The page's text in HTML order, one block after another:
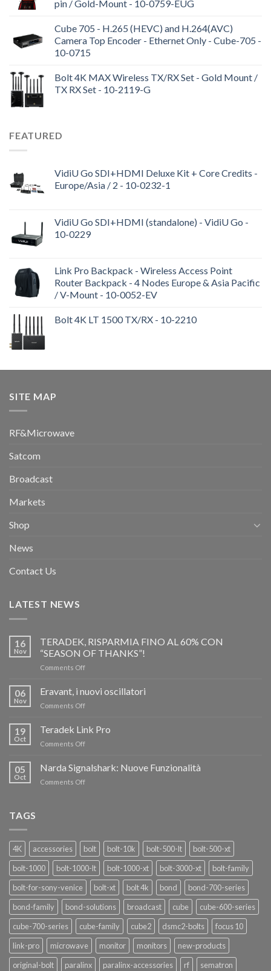
pin / Gold-Mount - 10-0759-EUG
Cube 705 - H.265 (HEVC) and H.264(AVC)
Camera Top Encoder - Ethernet Only - Cube-705 -
10-0715
Bolt 4K MAX Wireless TX/RX Set - Gold Mount /
TX RX Set - 10-2119-G
FEATURED
VidiU Go SDI+HDMI Deluxe Kit + Core Credits -
Europe/Asia / 2 - 10-0232-1
VidiU Go SDI+HDMI (standalone) - VidiU Go -
10-0229
Link Pro Backpack - Wireless Access Point
Router Backpack - 4 Nodes Europe & Asia Pacific
/ V-Mount - 10-0052-EV
Bolt 4K LT 1500 TX/RX - 10-2210
SITE MAP
RF&Microwave
Satcom
Broadcast
Markets
Shop
News
Contact Us
LATEST NEWS
16
Nov
TERADEK, RISPARMIA FINO AL 60% CON
“SEASON OF THANKS”!
Comments Offon
RISPARMIA
FINO
AL
CON
06
Nov
Eravant, i nuovi oscillatori
Comments Offon
nuovi
oscillatori
19
Oct
Teradek Link Pro
Comments Offon
Link
Pro
05
Oct
Narda Signalshark: Nuove Funzionalità
Comments Offon
TAGS
4K accessories bolt bolt-10k bolt-500-lt
bolt-500-xt
bolt-1000
bolt-1000-lt bolt-1000-xt bolt-3000-xt
bolt-family
bolt-for-sony-venice
bolt-xt bolt 4k bond
bond-700-series
bond-family
bond-solutions broadcast cube
cube-600-series
cube-700-series
cube-family cube2 dsmc2-bolts
focus 10
link-pro
microwave monitor monitors
new-products
original-bolt
paralinx paralinx-accessories rf
sematron